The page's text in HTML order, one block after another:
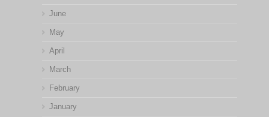
June
May
April
March
February
January